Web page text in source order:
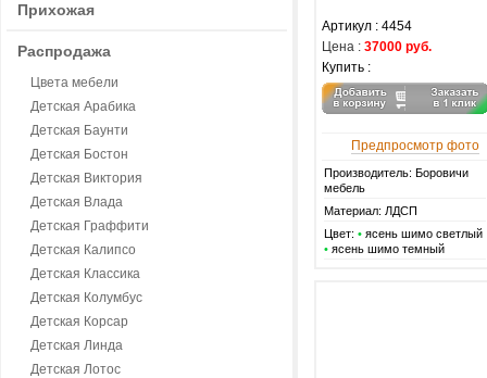
Прихожая
Распродажа
Цвета мебели
Детская Арабика
Детская Баунти
Детская Бостон
Детская Виктория
Детская Влада
Детская Граффити
Детская Калипсо
Детская Классика
Детская Колумбус
Детская Корсар
Детская Линда
Детская Лотос
Артикул : 4454
Цена : 37000 руб.
Купить :
Предпросмотр фото
Производитель: Боровичи
мебель
Материал: ЛДСП
Цвет: • ясень шимо светлый
• ясень шимо темный